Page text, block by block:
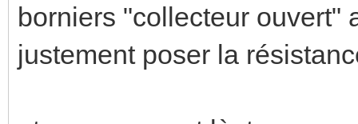
borniers "collecteur ouvert"
justement poser la